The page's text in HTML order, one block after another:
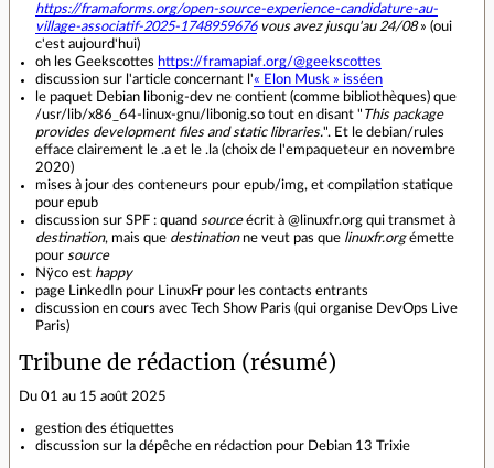
https://framaforms.org/open-source-experience-candidature-au-
village-associatif-2025-1748959676vous avez jusqu'au 24/08» (oui
c'est aujourd'hui)
oh les Geekscottes https://framapiaf.org/@geekscottes
discussion sur l'article concernant l'« Elon Musk » isséen
le paquet Debian libonig-dev ne contient (comme bibliothèques) que
/usr/lib/x86_64-linux-gnu/libonig.so tout en disant " This package
provides development files and static libraries.". Et le debian/rules
efface clairement le .a et le .la (choix de l'empaqueteur en novembre
2020)
mises à jour des conteneurs pour epub/img, et compilation statique
pour epub
discussion sur SPF : quand sourceécrit à @linuxfr.org qui transmet à
destination, mais que destinationne veut pas que linuxfr.orgémette
pour source
Nÿco est happy
page LinkedIn pour LinuxFr pour les contacts entrants
discussion en cours avec Tech Show Paris (qui organise DevOps Live
Paris)
Tribune de rédaction (résumé)
Du 01 au 15 août 2025
gestion des étiquettes
discussion sur la dépêche en rédaction pour Debian 13 Trixie